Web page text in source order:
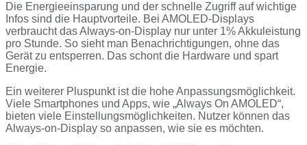
Die Energieeinsparung und der schnelle Zugriff auf wichtige
Infos sind die Hauptvorteile. Bei AMOLED-Displays
verbraucht das Always-on-Display nur unter 1% Akkuleistung
pro Stunde. So sieht man Benachrichtigungen, ohne das
Gerät zu entsperren. Das schont die Hardware und spart
Energie.
Ein weiterer Pluspunkt ist die hohe Anpassungsmöglichkeit.
Viele Smartphones und Apps, wie „Always On AMOLED“,
bieten viele Einstellungsmöglichkeiten. Nutzer können das
Always-on-Display so anpassen, wie sie es möchten.